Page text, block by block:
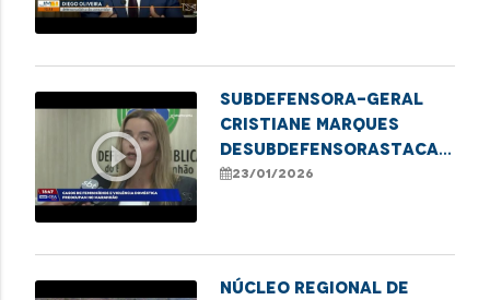
play_circle_outline
Subdefensora-Geral
Cristiane Marques
deSubdefensorastaca
Defensoria Protetiva
23/01/2026
NÚCLEO REGIONAL DE